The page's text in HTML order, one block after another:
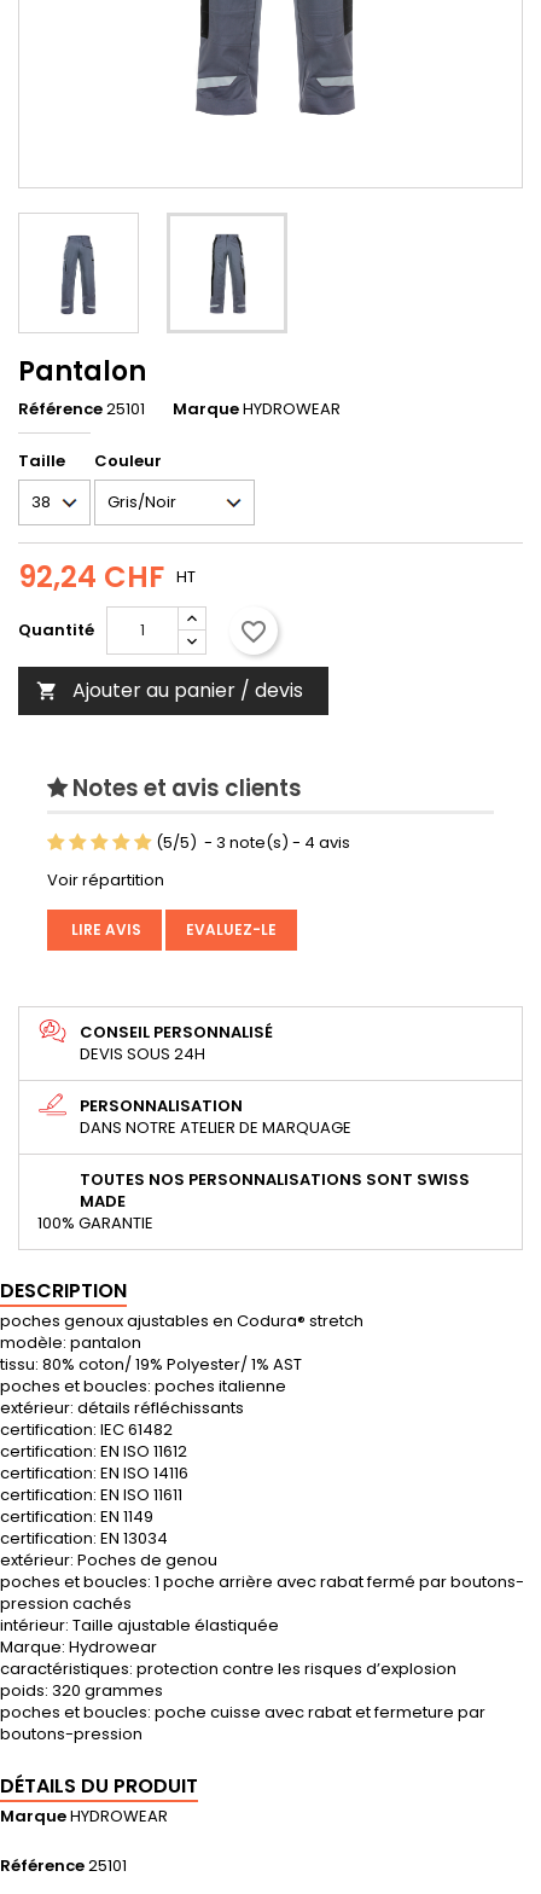
Pantalon
Référence25101 MarqueHYDROWEAR
Taille Couleur
92,24 CHF HT
Quantité favorite_border
 Ajouter au panier / devis
Notes et avis clients
(5/5) - 3 note(s) - 4 avis
Voir répartition
LIRE AVIS EVALUEZ-LE
CONSEIL PERSONNALISÉ
DEVIS SOUS 24H
PERSONNALISATION
DANS NOTRE ATELIER DE MARQUAGE
TOUTES NOS PERSONNALISATIONS SONT SWISS
MADE
100% GARANTIE
DESCRIPTION
poches genoux ajustables en Codura® stretch
modèle: pantalon
tissu: 80% coton/ 19% Polyester/ 1% AST
poches et boucles: poches italienne
extérieur: détails réfléchissants
certification: IEC 61482
certification: EN ISO 11612
certification: EN ISO 14116
certification: EN ISO 11611
certification: EN 1149
certification: EN 13034
extérieur: Poches de genou
poches et boucles: 1 poche arrière avec rabat fermé par boutons-
pression cachés
intérieur: Taille ajustable élastiquée
Marque: Hydrowear
caractéristiques: protection contre les risques d’explosion
poids: 320 grammes
poches et boucles: poche cuisse avec rabat et fermeture par
boutons-pression
DÉTAILS DU PRODUIT
MarqueHYDROWEAR
Référence25101